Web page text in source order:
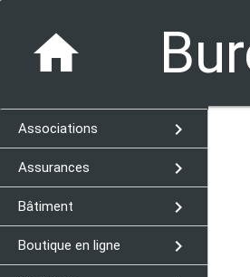
home
Associations navigate_next
Assurances navigate_next
Bâtiment navigate_next
Boutique en ligne navigate_next